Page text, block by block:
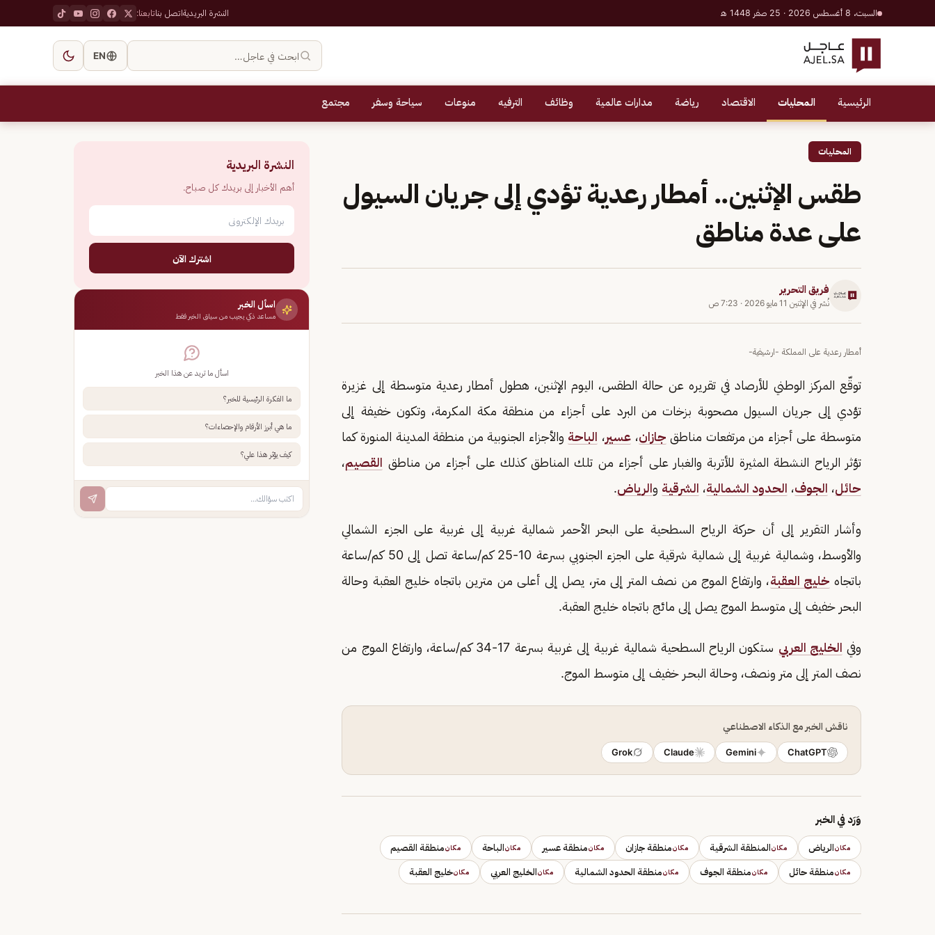
السبت، 8 أغسطس 2026 · 25 صفر 1448 هـ النشرة البريديةاتصل بناتابعنا:
ابحث في عاجل… EN
الرئيسية المحليات الاقتصاد رياضة مدارات عالمية وظائف الترفيه منوعات سياحة وسفر مجتمع
المحليات
طقس الإثنين.. أمطار رعدية تؤدي إلى جريان السيول
على عدة مناطق
فريق التحرير
نُشر في الإثنين 11 مايو 2026 · 7:23 ص
أمطار رعدية على المملكة -ارشيفية-
توقّع المركز الوطني للأرصاد في تقريره عن حالة الطقس، اليوم الإثنين، هطول أمطار رعدية متوسطة إلى غزيرة
تؤدي إلى جريان السيول مصحوبة بزخات من البرد على أجزاء من منطقة مكة المكرمة، وتكون خفيفة إلى
متوسطة على أجزاء من مرتفعات مناطق جازان،عسير، الباحة والأجزاء الجنوبية من منطقة المدينة المنورة كما
تؤثر الرياح النشطة المثيرة للأتربة والغبار على أجزاء من تلك المناطق كذلك على أجزاء من مناطق القصيم،
حائل، الجوف، الحدود الشمالية، الشرقية والرياض.
وأشار التقرير إلى أن حركة الرياح السطحية على البحر الأحمر شمالية غربية إلى غربية على الجزء الشمالي
والأوسط، وشمالية غربية إلى شمالية شرقية على الجزء الجنوبي بسرعة 10-25 كم/ساعة تصل إلى 50 كم/ساعة
باتجاه خليج العقبة، وارتفاع الموج من نصف المتر إلى متر، يصل إلى أعلى من مترين باتجاه خليج العقبة وحالة
البحر خفيف إلى متوسط الموج يصل إلى مائج باتجاه خليج العقبة.
وفي الخليج العربي
ستكون الرياح السطحية شمالية غربية إلى غربية بسرعة 17-34 كم/ساعة، وارتفاع الموج من
نصف المتر إلى متر ونصف، وحـالة البحـر خفيف إلى متوسط الموج.
ناقش الخبر مع الذكاء الاصطناعي
ChatGPT
Gemini
Claude
Grok
وَرَد في الخبر
مكانالرياض مكانالمنطقة الشرقية مكانمنطقة جازان مكانمنطقة عسير مكانالباحة مكانمنطقة القصيم
مكانمنطقة حائل مكانمنطقة الجوف مكانمنطقة الحدود الشمالية مكانالخليج العربي مكانخليج العقبة
النشرة البريدية
أهم الأخبار إلى بريدك كل صباح.
اشترك الآن
اسأل الخبر
مساعد ذكي يجيب من سياق الخبر فقط
اسأل ما تريد عن هذا الخبر
ما الفكرة الرئيسية للخبر؟
ما هي أبرز الأرقام والإحصاءات؟
كيف يؤثر هذا علي؟